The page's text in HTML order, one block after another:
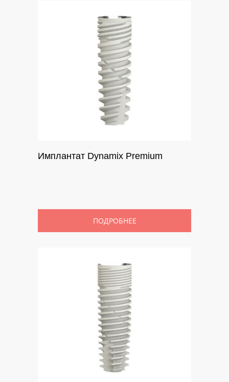
Имплантат Dynamix Premium
ПОДРОБНЕЕ